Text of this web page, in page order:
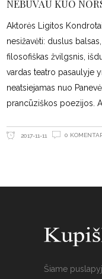
NEBUVAU KUO
Aktorės Ligitos
nesižavėti: duslus
filosofiškas žvilgsnis,
vardas teatro pasaulyje
neatsiejamas nuo
prancūziškos poezijos.
2017-11-11 0
Šiame